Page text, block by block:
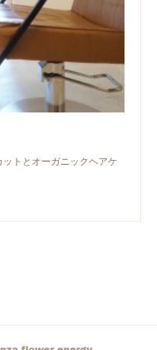
トとオーガニックヘアケ